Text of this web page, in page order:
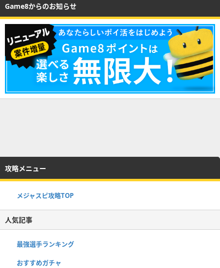
Game8からのお知らせ
攻略メニュー
メジャスピ攻略TOP
人気記事
最強選手ランキング
おすすめガチャ